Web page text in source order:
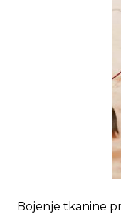
Bojenje tkanine